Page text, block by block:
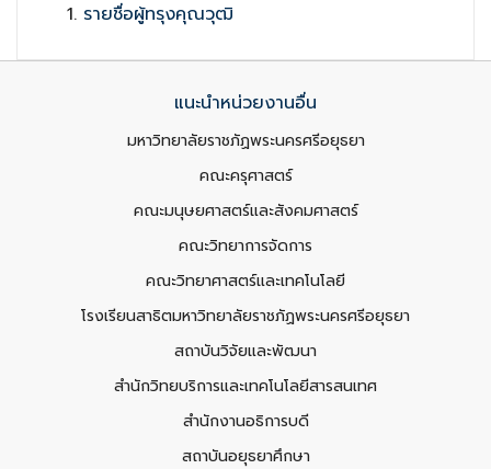
รายชื่อผู้ทรุงคุณวุฒิ
แนะนำหน่วยงานอื่น
มหาวิทยาลัยราชภัฏพระนครศรีอยุธยา
คณะครุศาสตร์
คณะมนุษยศาสตร์และสังคมศาสตร์
คณะวิทยาการจัดการ
คณะวิทยาศาสตร์และเทคโนโลยี
โรงเรียนสาธิตมหาวิทยาลัยราชภัฏพระนครศรีอยุธยา
สถาบันวิจัยและพัฒนา
สำนักวิทยบริการและเทคโนโลยีสารสนเทศ
สำนักงานอธิการบดี
สถาบันอยุธยาศึกษา